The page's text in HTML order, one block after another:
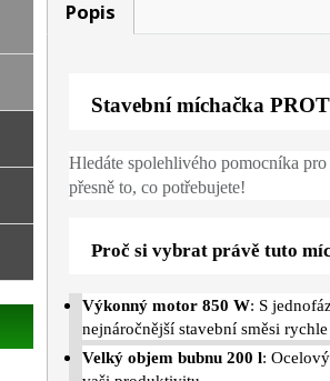
Popis
Stavební míchačka
Hledáte spolehlivého pomocníka
přesně to, co potřebujete!
Proč si vybrat právě tuto
Výkonný motor 850 W: S
nejnáročnější stavební směsi
Velký objem bubnu 200 l: